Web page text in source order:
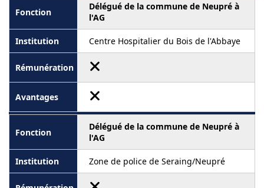
Délégué de la commune de Neupré à
l'AG
Centre Hospitalier du Bois de l'Abbaye
Délégué de la commune de Neupré à
l'AG
Zone de police de Seraing/Neupré